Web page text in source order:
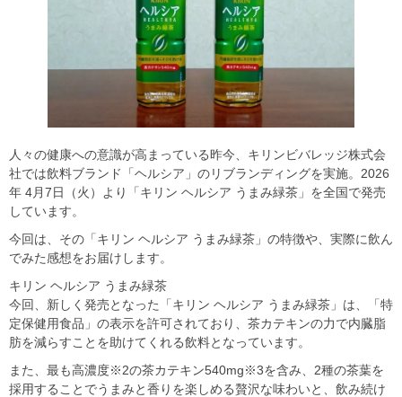
人々の健康への意識が高まっている昨今、キリンビバレッジ株式会
社では飲料ブランド「ヘルシア」のリブランディングを実施。2026
年 4月7日（火）より「キリン ヘルシア うまみ緑茶」を全国で発売
しています。
今回は、その「キリン ヘルシア うまみ緑茶」の特徴や、実際に飲ん
でみた感想をお届けします。
キリン ヘルシア うまみ緑茶
今回、新しく発売となった「キリン ヘルシア うまみ緑茶」は、「特
定保健用食品」の表示を許可されており、茶カテキンの力で内臓脂
肪を減らすことを助けてくれる飲料となっています。
また、最も高濃度※2の茶カテキン540mg※3を含み、2種の茶葉を
採用することでうまみと香りを楽しめる贅沢な味わいと、飲み続け